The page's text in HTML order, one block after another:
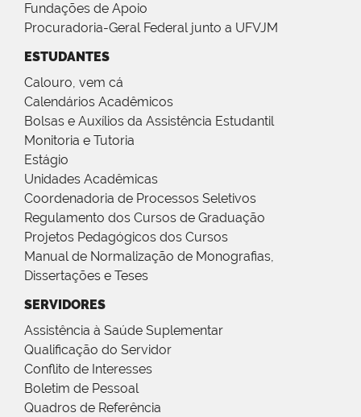
Fundações de Apoio
Procuradoria-Geral Federal junto a UFVJM
ESTUDANTES
Calouro, vem cá
Calendários Acadêmicos
Bolsas e Auxílios da Assistência Estudantil
Monitoria e Tutoria
Estágio
Unidades Acadêmicas
Coordenadoria de Processos Seletivos
Regulamento dos Cursos de Graduação
Projetos Pedagógicos dos Cursos
Manual de Normalização de Monografias,
Dissertações e Teses
SERVIDORES
Assistência à Saúde Suplementar
Qualificação do Servidor
Conflito de Interesses
Boletim de Pessoal
Quadros de Referência